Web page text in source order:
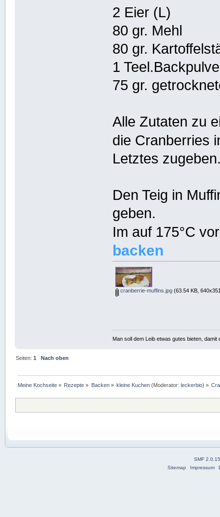
2 Eier (L)
80 gr. Mehl
80 gr.
1
75 gr.
Alle Zutaten zu
die Cranberries
Letztes
Den Teig in
geben.
Im auf 175°C
backen
cranberrie-muffins.jpg(63.54 KB,
Man soll dem Leib etwas gutes bieten,
Seiten:1 Nach oben
Meine Kochseite » Rezepte » Backen» kleine Kuchen (Moderator: leckerbio) »
SMF
Sitemap
Impressum